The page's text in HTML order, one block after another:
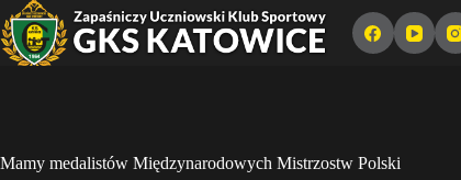
Przejdź
do
treści
Mamy medalistów Międzynarodowych Mistrzostw Polski